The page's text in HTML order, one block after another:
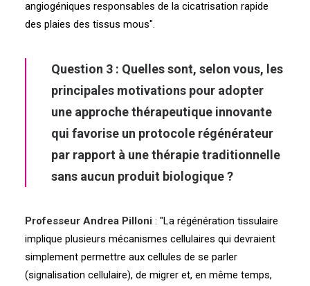
angiogéniques responsables de la cicatrisation rapide
des plaies des tissus mous".
Question 3 : Quelles sont, selon vous, les
principales motivations pour adopter
une approche thérapeutique innovante
qui favorise un protocole régénérateur
par rapport à une thérapie traditionnelle
sans aucun produit biologique ?
Professeur Andrea Pilloni : "La régénération tissulaire
implique plusieurs mécanismes cellulaires qui devraient
simplement permettre aux cellules de se parler
(signalisation cellulaire), de migrer et, en même temps,